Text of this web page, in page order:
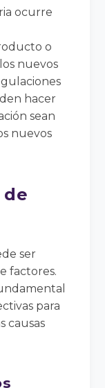
ocurre
o
nuevos
hacer
sean
nuevos
de
ser
factores.
para
causas